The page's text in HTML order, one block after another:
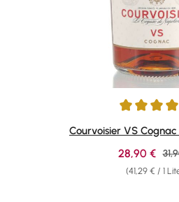
Durchschnittliche Bewertung von
Courvoisier VS
(41,29 € / 1
28,90 €